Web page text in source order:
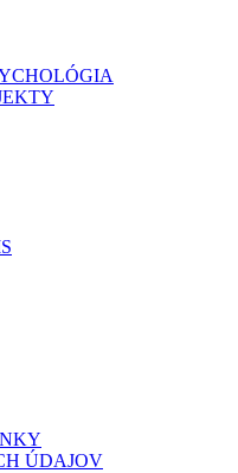
ÚDAJOV